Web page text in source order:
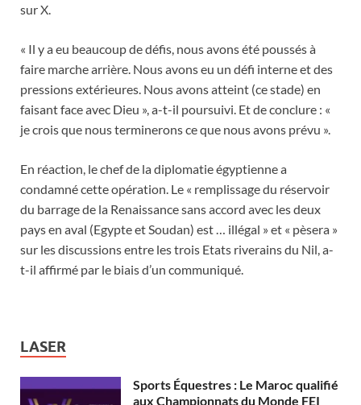
sur X.
« Il y a eu beaucoup de défis, nous avons été poussés à
faire marche arrière. Nous avons eu un défi interne et des
pressions extérieures. Nous avons atteint (ce stade) en
faisant face avec Dieu », a-t-il poursuivi. Et de conclure : «
je crois que nous terminerons ce que nous avons prévu ».
En réaction, le chef de la diplomatie égyptienne a
condamné cette opération. Le « remplissage du réservoir
du barrage de la Renaissance sans accord avec les deux
pays en aval (Egypte et Soudan) est … illégal » et « pèsera »
sur les discussions entre les trois Etats riverains du Nil, a-
t-il affirmé par le biais d’un communiqué.
LASER
Sports Équestres : Le Maroc qualifié
aux Championnats du Monde FEI